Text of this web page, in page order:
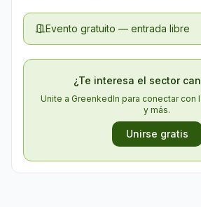
Evento gratuito — entrada libre
¿Te interesa el sector
Unite a GreenkedIn para conectar con
y más.
Unirse gratis